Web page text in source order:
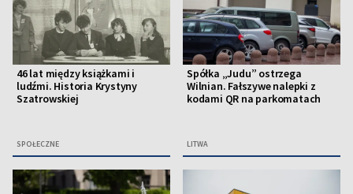
46 lat między książkami i
ludźmi. Historia Krystyny
Szatrowskiej
SPOŁECZNE
Spółka „Judu” ostrzega
Wilnian. Fałszywe nalepki z
kodami QR na parkomatach
LITWA